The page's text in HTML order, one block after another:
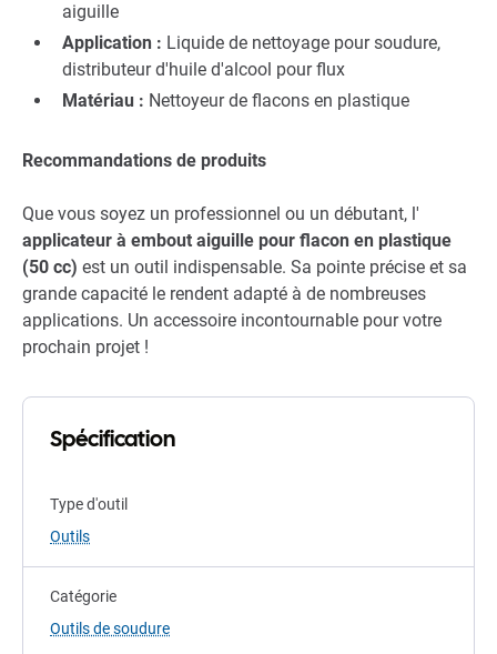
aiguille
Application : Liquide de nettoyage pour soudure,
distributeur d'huile d'alcool pour flux
Matériau : Nettoyeur de flacons en plastique
Recommandations de produits
Que vous soyez un professionnel ou un débutant, l'
applicateur à embout aiguille pour flacon en plastique
(50 cc) est un outil indispensable. Sa pointe précise et sa
grande capacité le rendent adapté à de nombreuses
applications. Un accessoire incontournable pour votre
prochain projet !
Spécification
Type d'outil
Outils
Catégorie
Outils de soudure